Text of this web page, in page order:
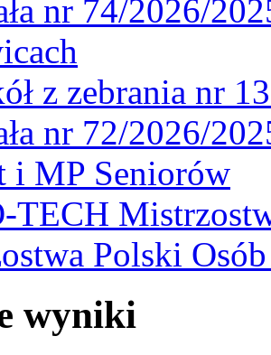
nr 74/2026/
z zebrania nr
nr 72/2026/
i MP Seniorów
TECH
Polski
wyniki